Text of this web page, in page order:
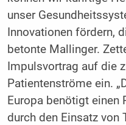
unser
Innovationen fördern,
betonte Mallinger.
Impulsvortrag auf die
Patientenströme ein.
Europa benötigt einen
durch den Einsatz von